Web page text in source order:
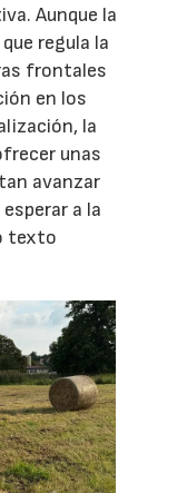
Aunque la
regula la
frontales
en los
la
unas
avanzar
a la
texto